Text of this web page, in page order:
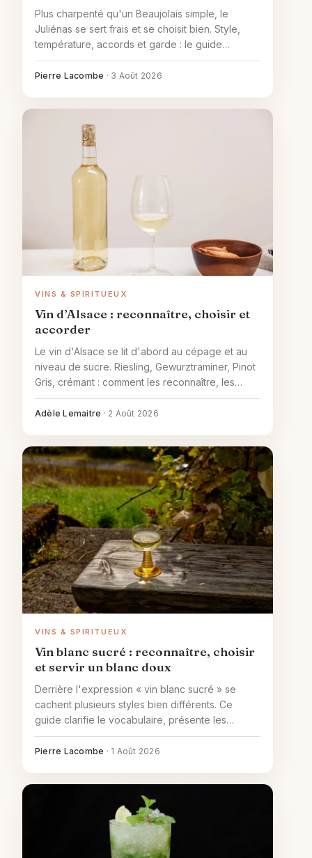
Plus charpenté qu'un Beaujolais simple, le
Juliénas se sert frais et se choisit bien. Style,
température, accords et garde : le guide
complet du cru.
Pierre Lacombe · 3 Août 2026
VINS & SPIRITUEUX
Vin d’Alsace : reconnaître, choisir et
accorder
Le vin d'Alsace se lit d'abord au cépage et au
niveau de sucre. Riesling, Gewurztraminer, Pinot
Gris, crémant : comment les reconnaître, les
choisir et les accorder simplement à table.
Adèle Lemaitre · 2 Août 2026
VINS & SPIRITUEUX
Vin blanc sucré : reconnaître, choisir
et servir un blanc doux
Derrière l'expression « vin blanc sucré » se
cachent plusieurs styles bien différents. Ce
guide clarifie le vocabulaire, présente les
familles françaises et aide à choisir selon
l'apéritif, le foie gras ou le dessert.
Pierre Lacombe · 1 Août 2026